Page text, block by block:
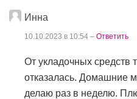
Инна
10.10.2023 в 10:54 – Ответить
От укладочных средств
отказалась. Домашние
делаю раз в неделю.